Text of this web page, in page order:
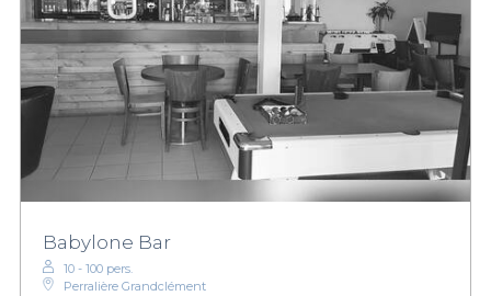
Babylone Bar
10 - 100 pers.
Perralière Grandclément